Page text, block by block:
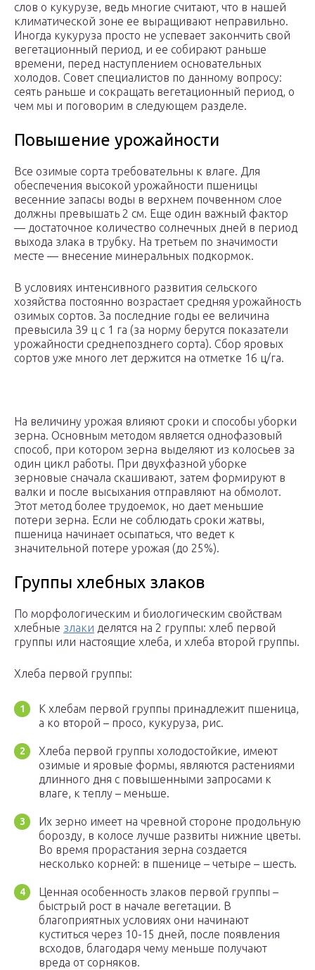
слов о кукурузе, ведь многие считают, что в нашей
климатической зоне ее выращивают неправильно.
Иногда кукуруза просто не успевает закончить свой
вегетационный период, и ее собирают раньше
времени, перед наступлением основательных
холодов. Совет специалистов по данному вопросу:
сеять раньше и сокращать вегетационный период, о
чем мы и поговорим в следующем разделе.
Повышение урожайности
Все озимые сорта требовательны к влаге. Для
обеспечения высокой урожайности пшеницы
весенние запасы воды в верхнем почвенном слое
должны превышать 2 см. Еще один важный фактор
— достаточное количество солнечных дней в период
выхода злака в трубку. На третьем по значимости
месте — внесение минеральных подкормок.
В условиях интенсивного развития сельского
хозяйства постоянно возрастает средняя урожайность
озимых сортов. За последние годы ее величина
превысила 39 ц с 1 га (за норму берутся показатели
урожайности среднепозднего сорта). Сбор яровых
сортов уже много лет держится на отметке 16 ц/га.
На величину урожая влияют сроки и способы уборки
зерна. Основным методом является однофазовый
способ, при котором зерна выделяют из колосьев за
один цикл работы. При двухфазной уборке
зерновые сначала скашивают, затем формируют в
валки и после высыхания отправляют на обмолот.
Этот метод более трудоемок, но дает меньшие
потери зерна. Если не соблюдать сроки жатвы,
пшеница начинает осыпаться, что ведет к
значительной потере урожая (до 25%).
Группы хлебных злаков
По морфологическим и биологическим свойствам
хлебные злаки делятся на 2 группы: хлеб первой
группы или настоящие хлеба, и хлеба второй группы.
Хлеба первой группы:
К хлебам первой группы принадлежит пшеница,
а ко второй – просо, кукуруза, рис.
Хлеба первой группы холодостойкие, имеют
озимые и яровые формы, являются растениями
длинного дня с повышенными запросами к
влаге, к теплу – меньше.
Их зерно имеет на чревной стороне продольную
борозду, в колосе лучше развиты нижние цветы.
Во время прорастания зерна создается
несколько корней: в пшенице – четыре – шесть.
Ценная особенность злаков первой группы –
быстрый рост в начале вегетации. В
благоприятных условиях они начинают
куститься через 10-15 дней, после появления
всходов, благодаря чему меньше получают
вреда от сорняков.